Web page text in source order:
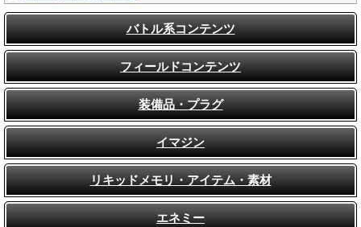
バトル系コンテンツ
フィールドコンテンツ
装備品・プラグ
イマジン
リキッドメモリ・アイテム・素材
エネミー